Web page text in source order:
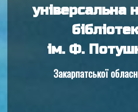
універсальна
ім. Ф.
Закарпатської